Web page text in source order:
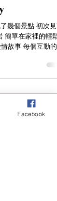
幾個景點 初次見
單在家裡的輕鬆
故事 每個互動的
Facebook